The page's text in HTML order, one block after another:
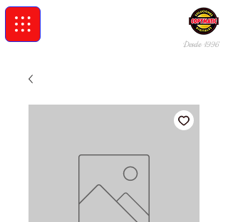
Desde 1996